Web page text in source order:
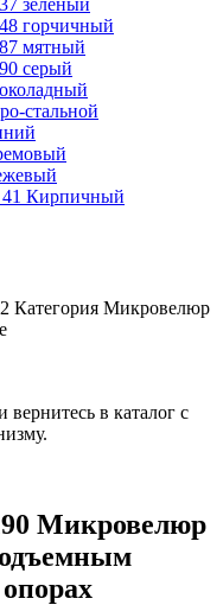
Категория Микровелюр
в каталог с
Микровелюр